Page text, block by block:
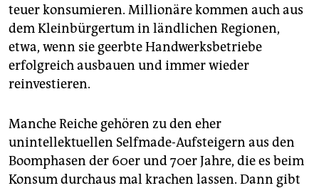
teuer konsumieren. Millionäre kommen auch aus
dem Kleinbürgertum in ländlichen Regionen,
etwa, wenn sie geerbte Handwerksbetriebe
erfolgreich ausbauen und immer wieder
reinvestieren.
Manche Reiche gehören zu den eher
unintellektuellen Selfmade-Aufsteigern aus den
Boomphasen der 60er und 70er Jahre, die es beim
Konsum durchaus mal krachen lassen. Dann gibt